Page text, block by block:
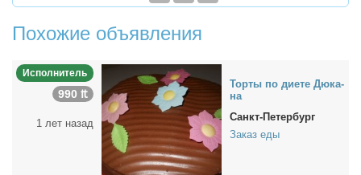
Похожие объявления
Исполнитель
990 ₶
1 лет назад
Тор­ты по ди­е­те Дю­ка­
на
Санкт-Петербург
Заказ еды